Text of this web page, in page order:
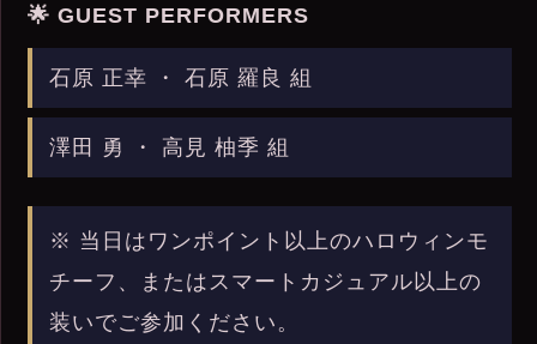
🌟 GUEST PERFORMERS
石原 正幸 ・ 石原 羅良 組
澤田 勇 ・ 高見 柚季 組
※ 当日はワンポイント以上のハロウィンモ
チーフ、またはスマートカジュアル以上の
装いでご参加ください。